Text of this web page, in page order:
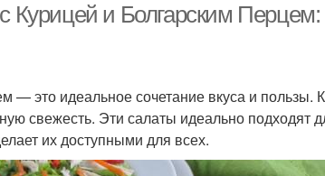
Курицей и Болгарским
— это идеальное сочетание вкуса и пользы.
свежесть. Эти салаты идеально подходят
их доступными для всех.